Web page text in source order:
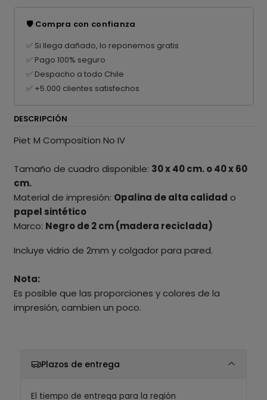
🛡️ Compra con confianza
✅ Si llega dañado, lo reponemos gratis
✅ Pago 100% seguro
✅ Despacho a todo Chile
✅ +5.000 clientes satisfechos
DESCRIPCIÓN
Piet M Composition No IV
Tamaño de cuadro disponible: 30 x 40 cm. o 40 x 60
cm.
Material de impresión: Opalina de alta calidad o
papel sintético
Marco: Negro de 2 cm (madera reciclada)
Incluye vidrio de 2mm y colgador para pared.
Nota:
Es posible que las proporciones y colores de la
impresión, cambien un poco.
Plazos de entrega
El tiempo de entrega para la región